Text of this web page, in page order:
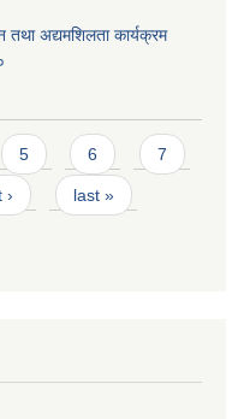
तथा अद्यमशिलता कार्यक्रम
5 6 7
› last »